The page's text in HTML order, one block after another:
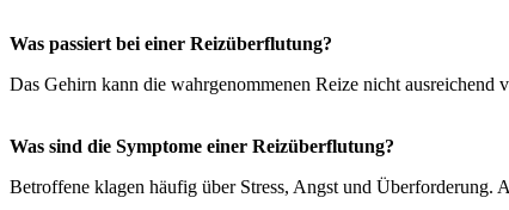
Was passiert bei einer Reizüberflutung?
Das Gehirn kann die wahrgenommenen Reize nicht ausreichend
Was sind die Symptome einer Reizüberflutung?
Betroffene klagen häufig über Stress, Angst und